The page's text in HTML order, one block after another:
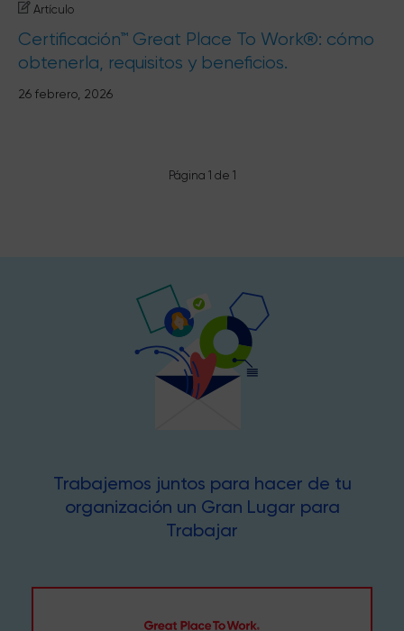
Artículo
Certificación™ Great Place To Work®: cómo
obtenerla, requisitos y beneficios.
26 febrero, 2026
Página 1 de 1
Trabajemos juntos para hacer de tu
organización un Gran Lugar para
Trabajar